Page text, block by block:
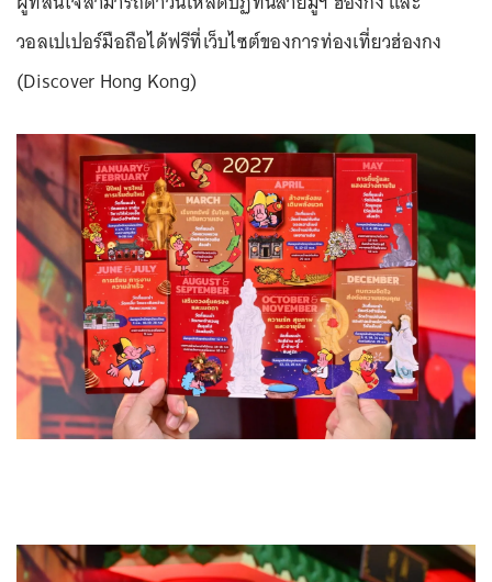
วอลเปเปอร์มือถือได้ฟรีที่เว็บไซต์ของการท่องเที่ยวฮ่องกง
(Discover Hong Kong)